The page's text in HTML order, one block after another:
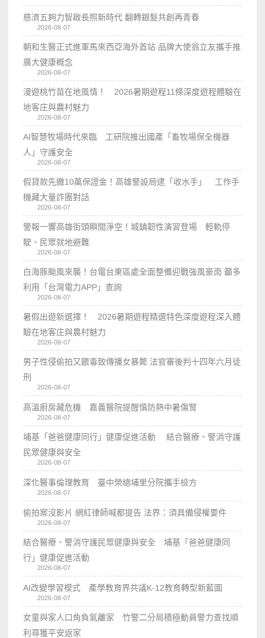
慈濟五夠力智啟長照新時代 翻轉銀髮共創再青春
2026-08-07
朝和生醫正式進軍馬來西亞海外首站 品牌大使翁立友攜手推
廣大健康概念
2026-08-07
漫遊桃竹苗在地風情！ 2026暑期遊程11條深度遊程體驗在
地客庄與農村魅力
2026-08-07
AI智慧牧場時代來臨 工研院推出國產「畜牧場保全機器
人」守護安全
2026-08-07
假貸款先繳10萬保證金！高雄警設局逮「收水手」 工作手
機藏大量詐團對話
2026-08-07
警報一響高雄街頭瞬間淨空！城鎮韌性演習登場 輕軌停
駛、民眾就地避難
2026-08-07
白海豚颱風來襲！台電台東區處全面整備迎戰強風豪雨 籲多
利用「台灣電力APP」查詢
2026-08-07
暑假出遊新選擇！ 2026暑期遊程精選特色深度遊程深入體
驗在地客庄與農村魅力
2026-08-07
男子性侵偷拍又餵毒致傳播女暴斃 法官審後判十四年六月徒
刑
2026-08-07
高溫廚房藏危機 嘉義醫院提醒慎防熱中暑傷腎
2026-08-07
埔基「爸爸健康同行」健康促進活動 結合醫療、警消守護
民眾健康與安全
2026-08-07
深化醫事倫理教育 臺中榮總埔里分院攜手檢方
2026-08-07
偷拍案沒影片 網紅律師喊都提告 法界：須具備侵權要件
2026-08-07
結合醫療、警消守護民眾健康與安全 埔基「爸爸健康同
行」健康促進活動
2026-08-07
AI改變學習模式 產學教育界共議K-12教育轉型新藍圖
2026-08-07
女童與家人口角負氣離家 竹警二分局積極動員警力查找順
利尋獲平安返家